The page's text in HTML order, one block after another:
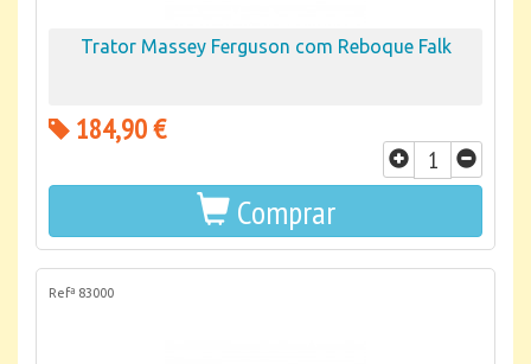
Trator Massey Ferguson com Reboque Falk
184,90 €
Comprar
Refª 83000